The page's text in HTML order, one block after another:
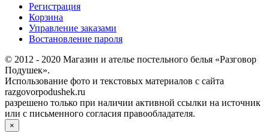
Регистрация
Корзина
Управление заказами
Востановление пароля
© 2012 - 2020 Магазин и ателье постельного белья «Разговор
Подушек».
Использование фото и текстовых материалов с сайта
razgovorpodushek.ru
разрешено только при наличии активной ссылки на источник
или с письменного согласия правообладателя.
×